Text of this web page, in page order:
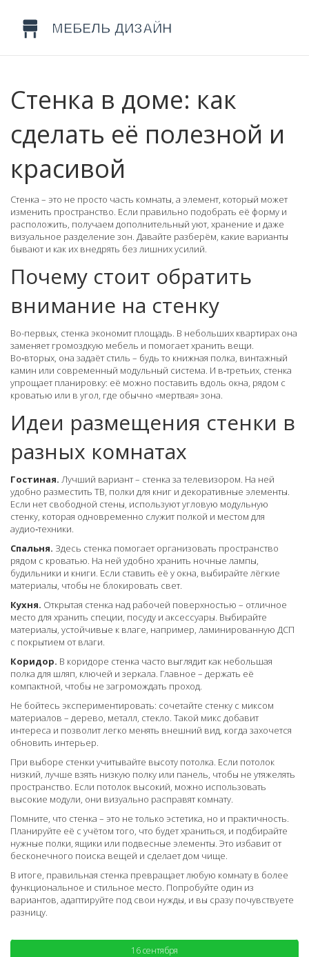
Стенка в доме: как
сделать её полезной и
красивой
Стенка – это не просто часть комнаты, а элемент, который может
изменить пространство. Если правильно подобрать её форму и
расположить, получаем дополнительный уют, хранение и даже
визуальное разделение зон. Давайте разберём, какие варианты
бывают и как их внедрять без лишних усилий.
Почему стоит обратить
внимание на стенку
Во-первых, стенка экономит площадь. В небольших квартирах она
заменяет громоздкую мебель и помогает хранить вещи.
Во‑вторых, она задаёт стиль – будь то книжная полка, винтажный
камин или современный модульный система. И в‑третьих, стенка
упрощает планировку: её можно поставить вдоль окна, рядом с
кроватью или в угол, где обычно «мертвая» зона.
Идеи размещения стенки в
разных комнатах
Гостиная. Лучший вариант – стенка за телевизором. На ней
удобно разместить ТВ, полки для книг и декоративные элементы.
Если нет свободной стены, используют угловую модульную
стенку, которая одновременно служит полкой и местом для
аудио‑техники.
Спальня. Здесь стенка помогает организовать пространство
рядом с кроватью. На ней удобно хранить ночные лампы,
будильники и книги. Если ставить её у окна, выбирайте лёгкие
материалы, чтобы не блокировать свет.
Кухня. Открытая стенка над рабочей поверхностью – отличное
место для хранить специи, посуду и аксессуары. Выбирайте
материалы, устойчивые к влаге, например, ламинированную ДСП
с покрытием от влаги.
Коридор. В коридоре стенка часто выглядит как небольшая
полка для шляп, ключей и зеркала. Главное – держать её
компактной, чтобы не загромождать проход.
Не бойтесь экспериментировать: сочетайте стенку с миксом
материалов – дерево, металл, стекло. Такой микс добавит
интереса и позволит легко менять внешний вид, когда захочется
обновить интерьер.
При выборе стенки учитывайте высоту потолка. Если потолок
низкий, лучше взять низкую полку или панель, чтобы не утяжелять
пространство. Если потолок высокий, можно использовать
высокие модули, они визуально расправят комнату.
Помните, что стенка – это не только эстетика, но и практичность.
Планируйте её с учётом того, что будет храниться, и подбирайте
нужные полки, ящики или подвесные элементы. Это избавит от
бесконечного поиска вещей и сделает дом чище.
В итоге, правильная стенка превращает любую комнату в более
функциональное и стильное место. Попробуйте один из
вариантов, адаптируйте под свои нужды, и вы сразу почувствуете
разницу.
16 сентября